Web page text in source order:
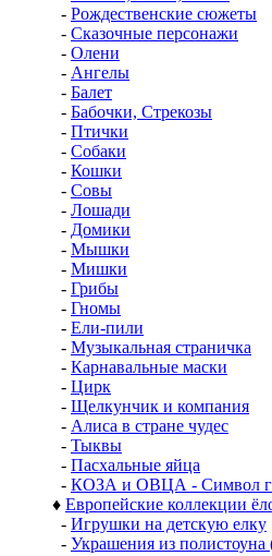
- Рождественские сюжеты
- Сказочные персонажи
- Олени
- Ангелы
- Балет
- Бабочки, Стрекозы
- Птички
- Собаки
- Кошки
- Совы
- Лошади
- Домики
- Мышки
- Мишки
- Грибы
- Гномы
- Ели-пили
- Музыкальная страничка
- Карнавальные маски
- Цирк
- Щелкунчик и компания
- Алиса в стране чудес
- Тыквы
- Пасхальные яйца
- КОЗА и ОВЦА - Символ
♦ Европейские коллекции
- Игрушки на детскую елку
- Украшения из полистоуна